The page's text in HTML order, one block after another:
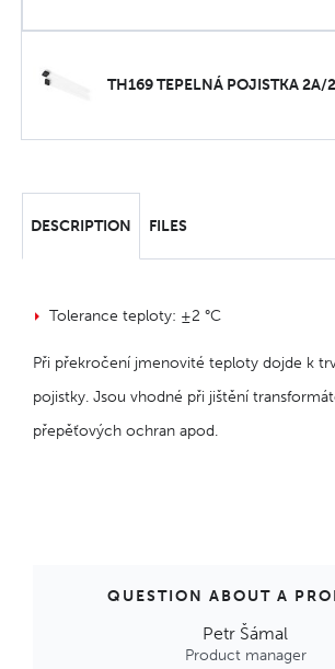
TH169 TEPELNÁ POJISTKA 2A/
DESCRIPTION FILES
Tolerance teploty: ±2 °C
Při překročení jmenovité teploty dojde k
pojistky. Jsou vhodné při jištění
přepěťových ochran apod.
QUESTION ABOUT A
Petr Šámal
Product manager